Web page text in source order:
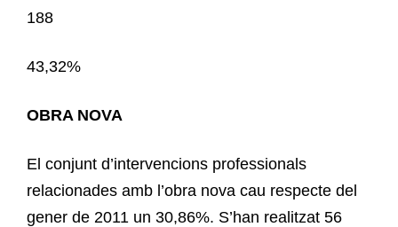
188
43,32%
OBRA NOVA
El conjunt d’intervencions professionals
relacionades amb l’obra nova cau respecte del
gener de 2011 un 30,86%. S’han realitzat 56